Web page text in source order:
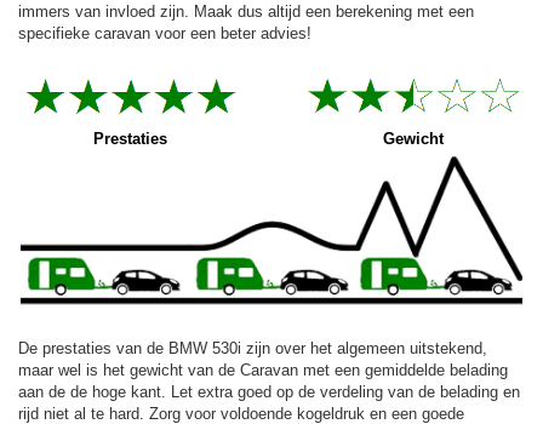
immers van invloed zijn. Maak dus altijd een berekening met een
specifieke caravan voor een beter advies!
Prestaties Gewicht
De prestaties van de BMW 530i zijn over het algemeen uitstekend,
maar wel is het gewicht van de Caravan met een gemiddelde belading
aan de de hoge kant. Let extra goed op de verdeling van de belading en
rijd niet al te hard. Zorg voor voldoende kogeldruk en een goede